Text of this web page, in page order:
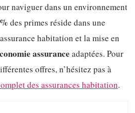
naviguer dans un environnement
des primes réside dans une
habitation et la mise en
assurance adaptées. Pour
offres, n’hésitez pas à
des assurances habitation.